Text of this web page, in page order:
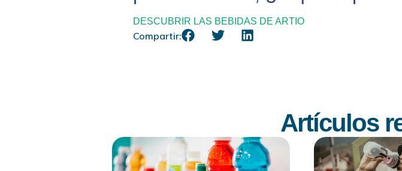
DESCUBRIR LAS BEBIDAS DE ARTIO
Compartir:
Artículos